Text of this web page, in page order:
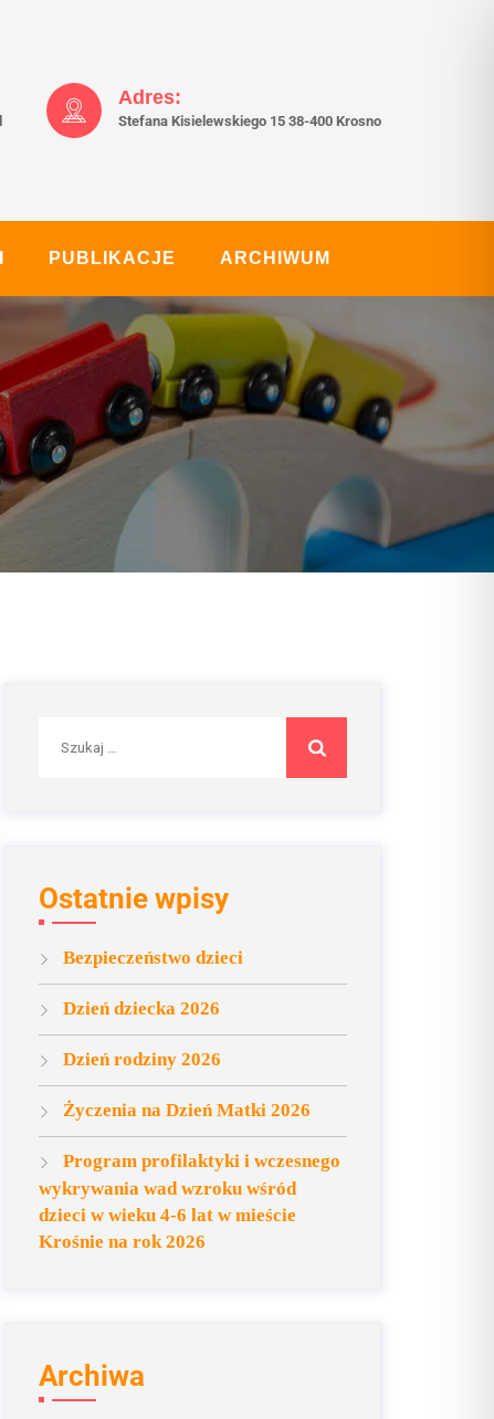
Adres:
Stefana Kisielewskiego 15 38-400 Krosno
PUBLIKACJE ARCHIWUM
Ostatnie wpisy
Bezpieczeństwo dzieci
Dzień dziecka 2026
Dzień rodziny 2026
Życzenia na Dzień Matki 2026
Program profilaktyki i wczesnego
wykrywania wad wzroku wśród
dzieci w wieku 4-6 lat w mieście
Krośnie na rok 2026
Archiwa